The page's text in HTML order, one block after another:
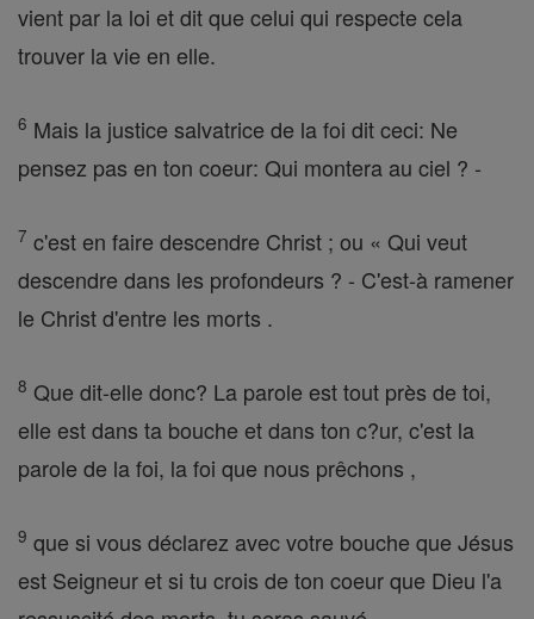
vient par la loi et dit que celui qui respecte cela
trouver la vie en elle.
6 Mais la justice salvatrice de la foi dit ceci: Ne
pensez pas en ton coeur: Qui montera au ciel ? -
7 c'est en faire descendre Christ ; ou « Qui veut
descendre dans les profondeurs ? - C'est-à ramener
le Christ d'entre les morts .
8 Que dit-elle donc? La parole est tout près de toi,
elle est dans ta bouche et dans ton c?ur, c'est la
parole de la foi, la foi que nous prêchons ,
9 que si vous déclarez avec votre bouche que Jésus
est Seigneur et si tu crois de ton coeur que Dieu l'a